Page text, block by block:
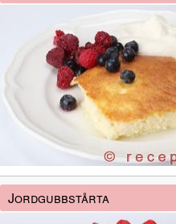
Jordgubbstårta